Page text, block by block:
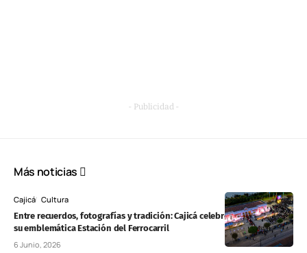
- Publicidad -
Más noticias
Cajicá Cultura
Entre recuerdos, fotografías y tradición: Cajicá celebró los 100 años de
su emblemática Estación del Ferrocarril
6 Junio, 2026